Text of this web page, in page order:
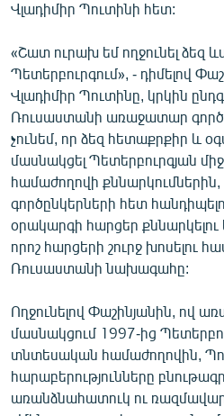
ԲԱՆԱՎԵՃ
ՓՈԴՔԱՍԹ
Հայերեն
English
Русский
ՀԵՏԵՎԵՔ ՄԵԶ
«Ազատության» բոլոր
Վլադիմիր Պուտինի հետ:
«Շատ ուրախ եմ ողջունել ձեզ
Պետերբուրգում», - դիմելով
Վլադիմիր Պուտինը, կրկին
Ռուսաստանի առաջատար
չունեմ, որ ձեզ հետաքրքիր և
մասնակցել Պետերբուրգյան
համաժողովի
գործընկերների հետ
օրակարգի հարցեր
որոշ հարցերի շուրջ խոսելու
Ռուսաստանի նախագահը:
Ողջունելով Փաշինյանին, ով
մասնակցում 1997-ից
տնտեսական համաժողովին,
հարաբերությունները
առանձնահատուկ ու